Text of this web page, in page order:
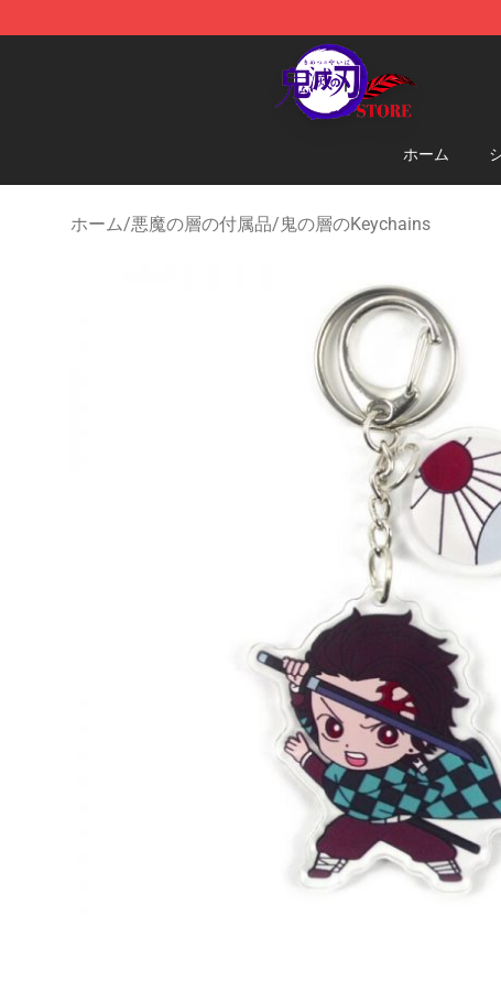
Kimetsu no Yaiba Store - Official Kimetsu no Yaiba
ホーム
ホーム/悪魔の層の付属品/鬼の層のKeychains